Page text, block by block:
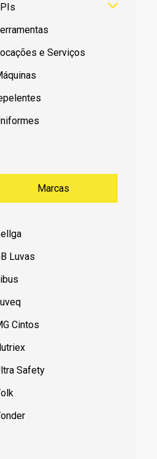
e Serviços
Marcas
Luvas
Cintos
Safety